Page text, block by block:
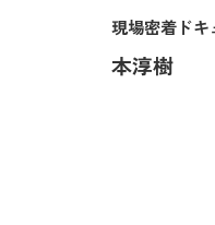
現場密着ドキ
本淳樹